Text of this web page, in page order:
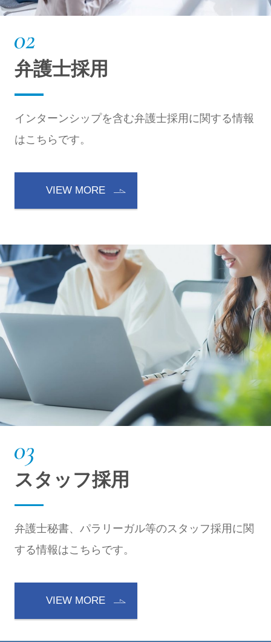
弁護士採用
インターンシップを含む弁護士採用に関する情報
はこちらです。
VIEW MORE
スタッフ採用
弁護士秘書、パラリーガル等のスタッフ採用に関
する情報はこちらです。
VIEW MORE